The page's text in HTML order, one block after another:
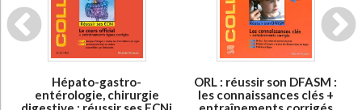
En stock
Hépato-gastro-
entérologie, chirurgie
Disponible chez
l'éditeur
ORL : réussir son DFASM :
les connaissances clés +